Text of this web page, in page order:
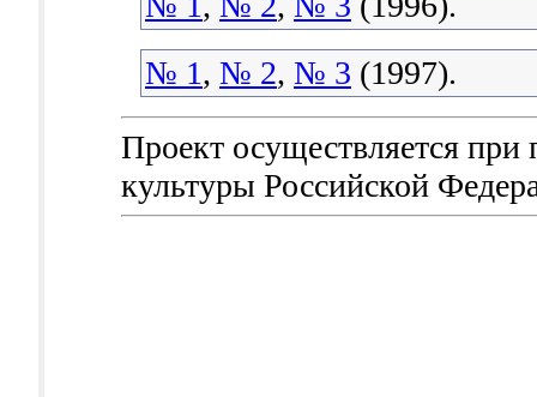
№ 1, № 2, № 3 (1997).
Проект осуществляется
культуры Российской